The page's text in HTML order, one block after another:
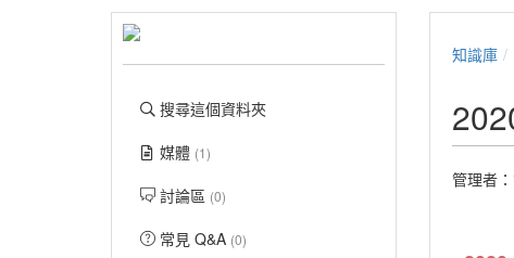
搜尋這個資料夾
媒體 (1)
討論區 (0)
常見 Q&A (0)
知識庫
管理者：